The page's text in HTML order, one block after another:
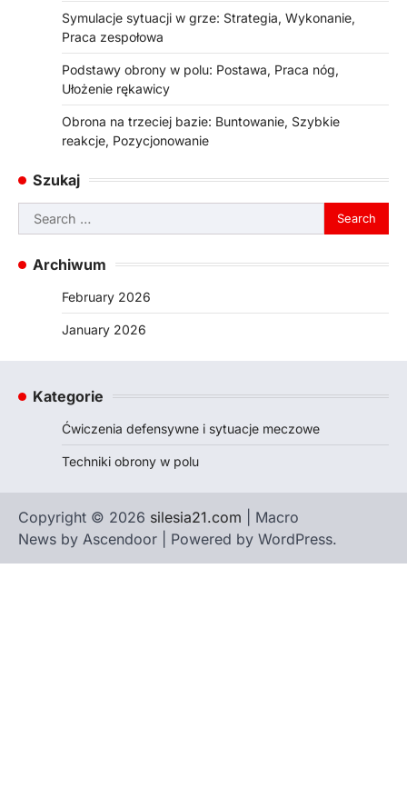
Symulacje sytuacji w grze: Strategia, Wykonanie,
Praca zespołowa
Podstawy obrony w polu: Postawa, Praca nóg,
Ułożenie rękawicy
Obrona na trzeciej bazie: Buntowanie, Szybkie
reakcje, Pozycjonowanie
Szukaj
Search
for:
Archiwum
February 2026
January 2026
Kategorie
Ćwiczenia defensywne i sytuacje meczowe
Techniki obrony w polu
Copyright © 2026 silesia21.com | Macro
News by Ascendoor | Powered by WordPress.